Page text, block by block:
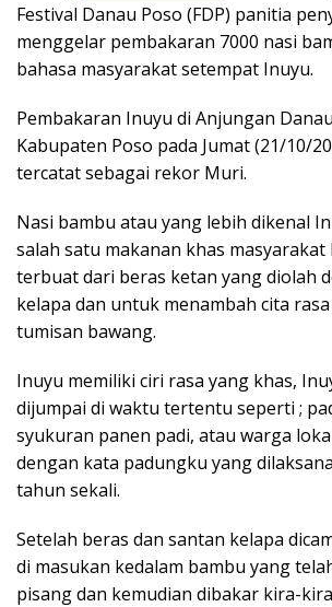
Festival Danau Poso (FDP) panitia
menggelar pembakaran 7000 nasi
bahasa masyarakat setempat Inuyu.
Pembakaran Inuyu di Anjungan
Kabupaten Poso pada Jumat (21/10/
tercatat sebagai rekor Muri.
Nasi bambu atau yang lebih dikenal
salah satu makanan khas masyarakat
terbuat dari beras ketan yang diolah
kelapa dan untuk menambah cita
tumisan bawang.
Inuyu memiliki ciri rasa yang khas,
dijumpai di waktu tertentu seperti ;
syukuran panen padi, atau warga
dengan kata padungku yang
tahun sekali.
Setelah beras dan santan kelapa
di masukan kedalam bambu yang
pisang dan kemudian dibakar kira-